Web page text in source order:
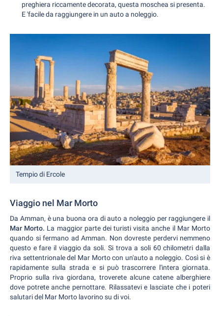
preghiera riccamente decorata, questa moschea si presenta.
E 'facile da raggiungere in un auto a noleggio.
Tempio di Ercole
Viaggio nel Mar Morto
Da Amman, è una buona ora di auto a noleggio per raggiungere il
Mar Morto. La maggior parte dei turisti visita anche il Mar Morto
quando si fermano ad Amman. Non dovreste perdervi nemmeno
questo e fare il viaggio da soli. Si trova a soli 60 chilometri dalla
riva settentrionale del Mar Morto con un'auto a noleggio. Così si è
rapidamente sulla strada e si può trascorrere l'intera giornata.
Proprio sulla riva giordana, troverete alcune catene alberghiere
dove potrete anche pernottare. Rilassatevi e lasciate che i poteri
salutari del Mar Morto lavorino su di voi.